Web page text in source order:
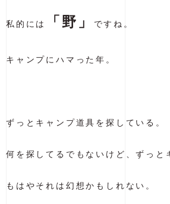
私的には 「野」 ですね。
キャンプにハマった年。
ずっとキャンプ道具を探している。
何を探してるでもないけど、ずっ
もはやそれは幻想かもしれない。